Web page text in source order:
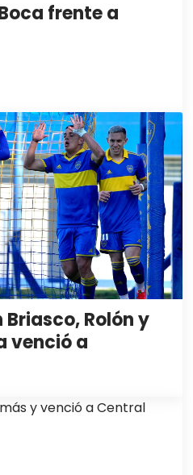
frente a
Briasco, Rolón y
venció a